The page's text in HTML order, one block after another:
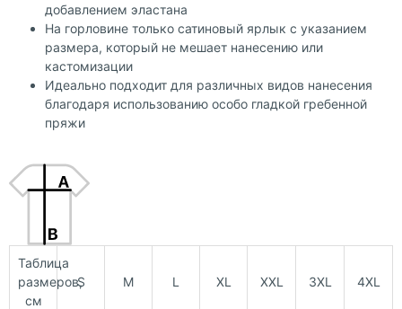
добавлением эластана
На горловине только сатиновый ярлык с указанием
размера, который не мешает нанесению или
кастомизации
Идеально подходит для различных видов нанесения
благодаря использованию особо гладкой гребенной
пряжи
Таблица
размеров,
см
S M L XL XXL 3XL 4XL